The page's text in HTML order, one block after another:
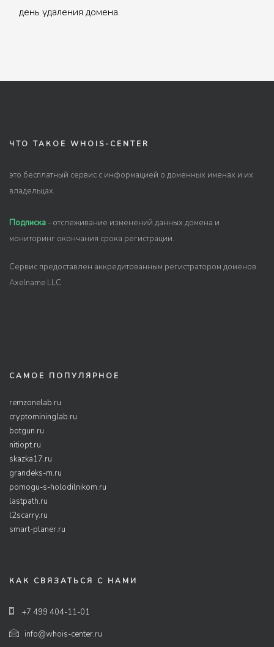
день удаления домена.
ЧТО ТАКОЕ WHOIS-CENTER
это бесплатный сервис с информацией о доменных именах и их
владельцах.
Подписка - отслеживание изменений данных домена и
мониторинг окончания срока регистрации.
Сервис предоставлен аккредитованным регистратором доменов
Axelname LLC
САМОЕ ПОПУЛЯРНОЕ
remzonelab.ru
cryptomininglab.ru
botgun.ru
nitiopt.ru
skazka17.ru
grandeks-m.ru
pomogu-s-holodilnikom.ru
lastpath.ru
l2scarry.ru
smart-planer.ru
КАК СВЯЗАТЬСЯ С НАМИ
+7 499 404-11-01
info@whois-center.ru